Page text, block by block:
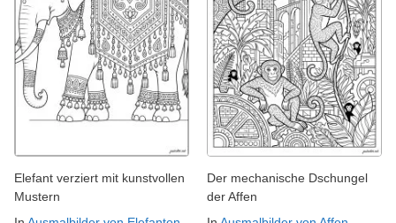
Elefant verziert mit kunstvollen
Mustern
Der mechanische Dschungel
der Affen